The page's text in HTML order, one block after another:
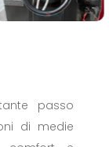
passo
di medie